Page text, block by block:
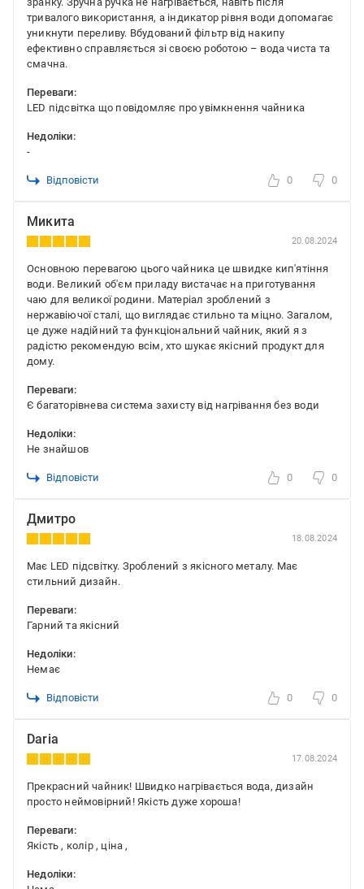
тривалого використання, а індикатор рівня води допомагає
уникнути переливу. Вбудований фільтр від накипу
ефективно справляється зі своєю роботою – вода чиста та
смачна.
Переваги:
LED підсвітка що повідомляє про увімкнення чайника
Недоліки:
-
Відповісти 0 0
Микита
20.08.2024
Основною перевагою цього чайника це швидке кип'ятіння
води. Великий об'єм приладу вистачає на приготування
чаю для великої родини. Матеріал зроблений з
нержавіючої сталі, що виглядає стильно та міцно. Загалом,
це дуже надійний та функціональний чайник, який я з
радістю рекомендую всім, хто шукає якісний продукт для
дому.
Переваги:
Є багаторівнева система захисту від нагрівання без води
Недоліки:
Не знайшов
Відповісти 0 0
Дмитро
18.08.2024
Має LED підсвітку. Зроблений з якісного металу. Має
стильний дизайн.
Переваги:
Гарний та якісний
Недоліки:
Немає
Відповісти 0 0
Daria
17.08.2024
Прекрасний чайник! Швидко нагрівається вода, дизайн
просто неймовірний! Якість дуже хороша!
Переваги:
Якість , колір , ціна ,
Недоліки: